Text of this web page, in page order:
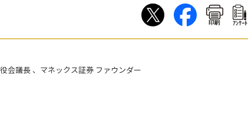
印刷 ｱﾝｹｰﾄ
会議長 、マネックス証券 ファウンダー